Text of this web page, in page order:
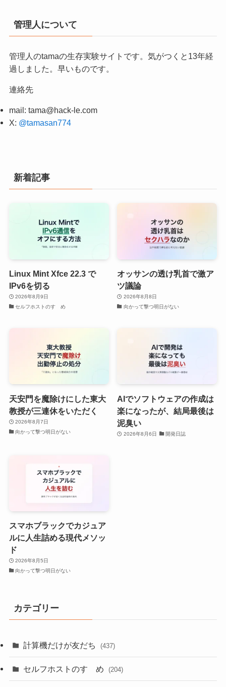
管理人について
管理人のtamaの生存実験サイトです。気がつくと13年経
過しました。早いものです。
連絡先
mail: tama@hack-le.com
X: @tamasan774
新着記事
Linux Mint Xfce 22.3 で
IPv6を切る
2026年8月9日
セルフホストのすゝめ
オッサンの透け乳首で激ア
ツ議論
2026年8月8日
向かって撃つ明日がない
天安門を魔除けにした東大
教授が三連休をいただく
2026年8月7日
向かって撃つ明日がない
AIでソフトウェアの作成は
楽になったが、結局最後は
泥臭い
2026年8月6日 開発日誌
スマホブラックでカジュア
ルに人生詰める現代メソッ
ド
2026年8月5日
向かって撃つ明日がない
カテゴリー
計算機だけが友だち (437)
セルフホストのすゝめ (204)